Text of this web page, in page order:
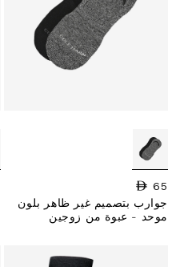
السعر العادي
65
جوارب بتصميم غير ظاهر بلون
موحد - عبوة من زوجين